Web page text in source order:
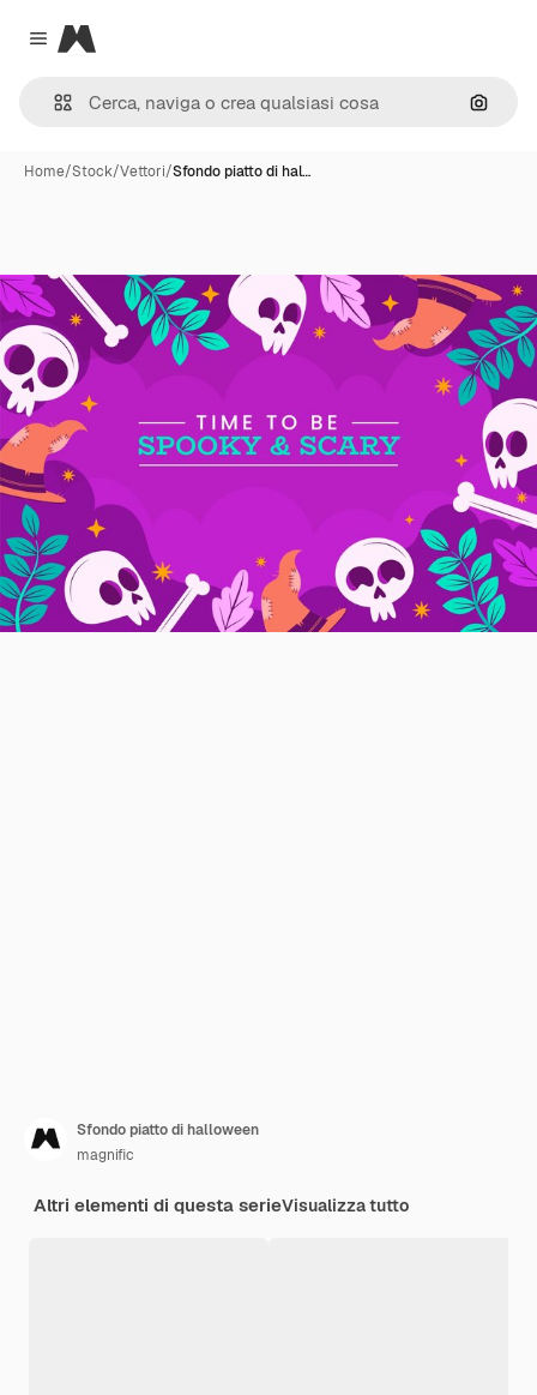
Close menu
Magnific
Cerca
Home/Stock/Vettori/Sfondo piatto di hal…
Sfondo piatto di halloween
magnific
Altri elementi di questa serieVisualizza tutto